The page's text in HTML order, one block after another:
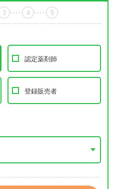
3 4 5
認定薬剤師
登録販売者